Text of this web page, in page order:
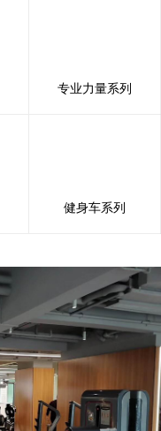
专业力量系列
健身车系列